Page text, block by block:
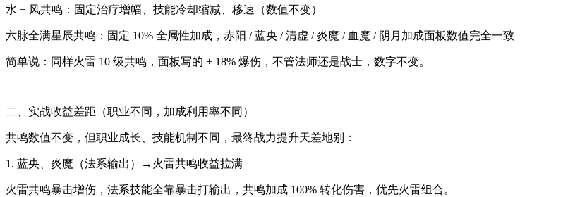
水 + 风共鸣：固定治疗增幅、技能冷却缩减、移速（数值不变）
六脉全满星辰共鸣：固定 10% 全属性加成，赤阳 / 蓝央 / 清虚 / 炎魔 / 血魔 / 阴月加成面板数值完全一致
简单说：同样火雷 10 级共鸣，面板写的 + 18% 爆伤，不管法师还是战士，数字不变。
二、实战收益差距（职业不同，加成利用率不同）
共鸣数值不变，但职业成长、技能机制不同，最终战力提升天差地别：
1. 蓝央、炎魔（法系输出）→火雷共鸣收益拉满
火雷共鸣暴击增伤，法系技能全靠暴击打输出，共鸣加成 100% 转化伤害，优先火雷组合。